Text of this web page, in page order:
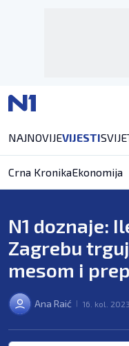
NAJNOVIJEVIJESTI
Crna KronikaEkonomija
N1 doznaje:
Zagrebu
mesom i
Ana Raić 16. kol.